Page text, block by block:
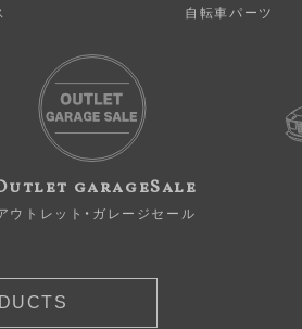
自転車パーツ
garageSale
ウトレット・ガレージセール